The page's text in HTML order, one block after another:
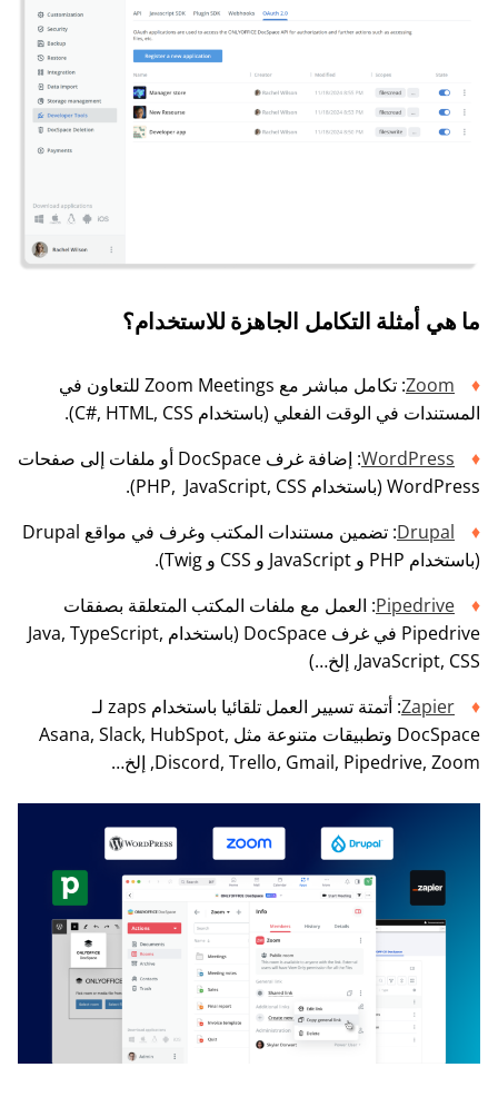
ما هي أمثلة التكامل الجاهزة للاستخدام؟
Zoom
: تكامل مباشر مع Zoom Meetings للتعاون في
المستندات في الوقت الفعلي (باستخدام C#, HTML, CSS).
WordPress
: إضافة غرف DocSpace أو ملفات إلى صفحات
WordPress (باستخدام PHP, JavaScript, CSS).
Drupal
: تضمين مستندات المكتب وغرف في مواقع Drupal
(باستخدام PHP و JavaScript و CSS و Twig).
Pipedrive: العمل مع ملفات المكتب المتعلقة بصفقات
Pipedrive في غرف DocSpace (باستخدام Java, TypeScript,
JavaScript, CSS, إلخ…)
Zapier
: أتمتة تسيير العمل تلقائيا باستخدام zaps لـ
DocSpace وتطبيقات متنوعة مثل Asana, Slack, HubSpot,
Discord, Trello, Gmail, Pipedrive, Zoom, إلخ…